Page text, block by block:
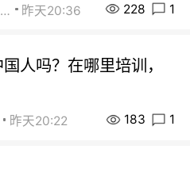
街友65463281 昨天20:36 228 1
人吗？在哪里培训，
昨天20:22 183 1